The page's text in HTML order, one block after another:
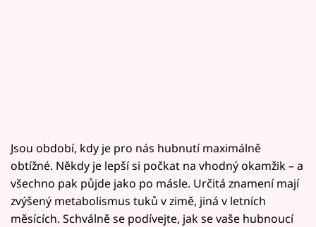
Jsou období, kdy je pro nás hubnutí maximálně
obtížné. Někdy je lepší si počkat na vhodný okamžik – a
všechno pak půjde jako po másle. Určitá znamení mají
zvýšený metabolismus tuků v zimě, jiná v letních
měsících. Schválně se podívejte, jak se vaše hubnoucí